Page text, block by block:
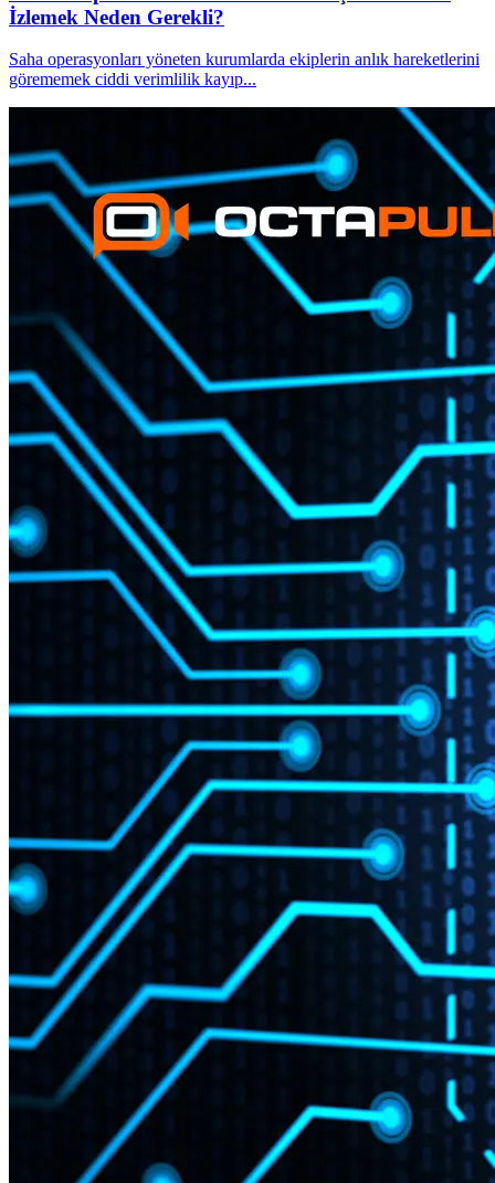
İzlemek Neden Gerekli?
Saha operasyonları yöneten kurumlarda ekiplerin anlık hareketlerini
görememek ciddi verimlilik kayıp...